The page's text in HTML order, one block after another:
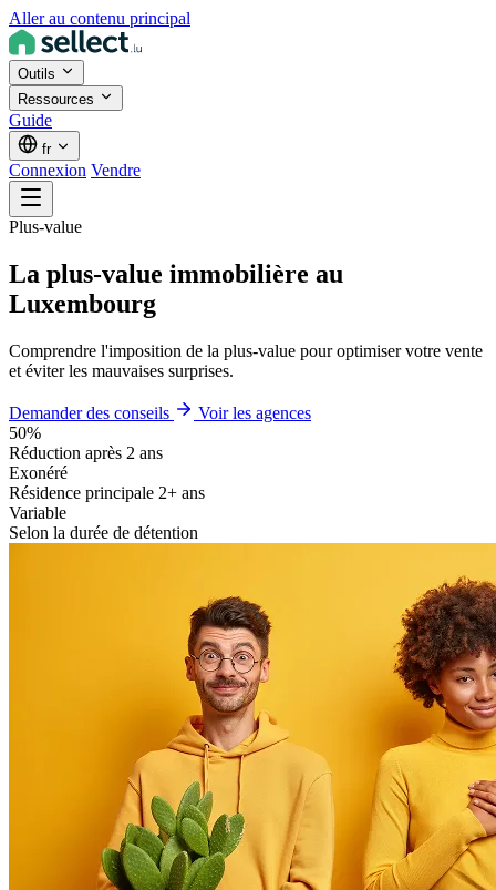
Aller au contenu principal
Outils
Ressources
Guide
fr
Connexion Vendre
Plus-value
La plus-value immobilière au
Luxembourg
Comprendre l'imposition de la plus-value pour optimiser votre vente
et éviter les mauvaises surprises.
Demander des conseils
Voir les agences
50%
Réduction après 2 ans
Exonéré
Résidence principale 2+ ans
Variable
Selon la durée de détention